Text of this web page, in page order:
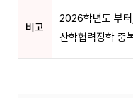
비고
2026학년도 부
산학협력장학 중